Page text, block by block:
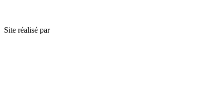
Site réalisé par